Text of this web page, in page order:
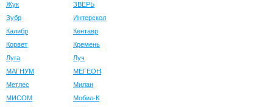
Жук
ЗВЕРЬ
Зубр
Интерскол
Калибр
Кентавр
Корвет
Кремень
Луга
Луч
МАГНУМ
МЕГЕОН
Метлес
Милан
МИСОМ
Мобил-К